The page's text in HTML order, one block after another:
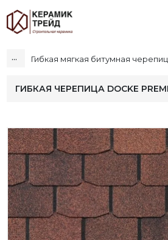
... Гибкая мягкая битумная
ГИБКАЯ ЧЕРЕПИЦА DOCKE